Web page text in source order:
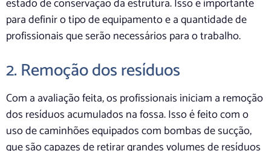
estado de conservação da estrutura. Isso é importante
para definir o tipo de equipamento e a quantidade de
profissionais que serão necessários para o trabalho.
2. Remoção dos resíduos
Com a avaliação feita, os profissionais iniciam a remoção
dos resíduos acumulados na fossa. Isso é feito com o
uso de caminhões equipados com bombas de sucção,